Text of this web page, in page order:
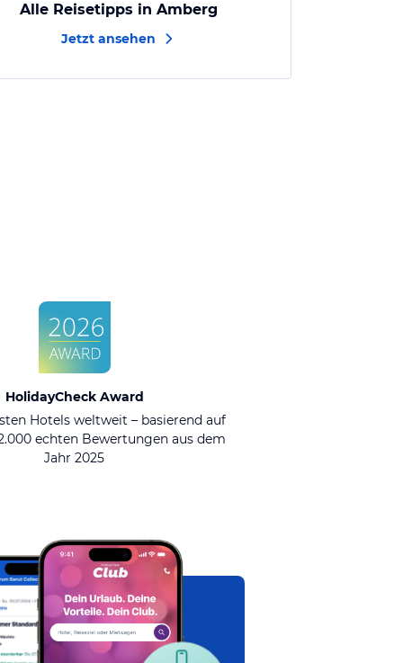
Alle Reisetipps in Amberg
Jetzt ansehen
HolidayCheck Award
Hotels weltweit – basierend auf
echten Bewertungen aus dem
Jahr 2025